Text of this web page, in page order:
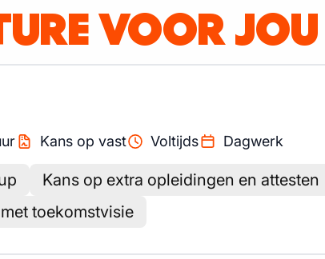
VOOR JOU
Kans op vast Voltijds Dagwerk
Kans op extra opleidingen en attesten
toekomstvisie